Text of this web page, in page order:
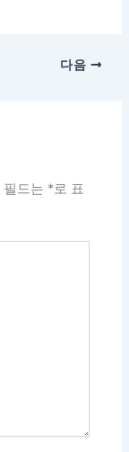
다음
필드는 *로 표